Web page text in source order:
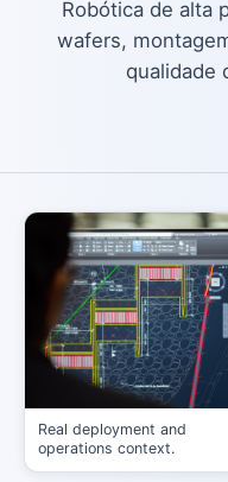
Robótica de alta
wafers,
qualidade
Real deployment and
operations context.